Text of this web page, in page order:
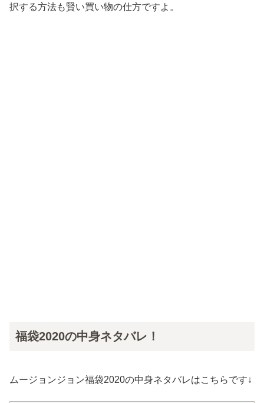
択する方法も賢い買い物の仕方ですよ。
福袋2020の中身ネタバレ！
ムージョンジョン福袋2020の中身ネタバレはこちらです↓